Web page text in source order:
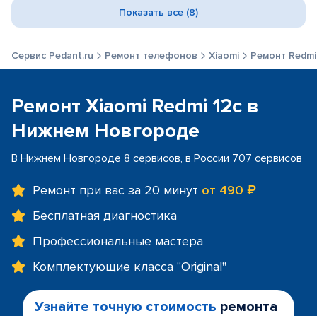
Показать все (8)
Сервис Pedant.ru Ремонт телефонов Xiaomi Ремонт
Ремонт Xiaomi Redmi 12c в
Нижнем Новгороде
В Нижнем Новгороде 8 сервисов, в России 707 сервисов
Ремонт при вас за 20 минут от 490 ₽
Бесплатная диагностика
Профессиональные мастера
Комплектующие класса "Original"
Узнайте точную стоимость ремонта